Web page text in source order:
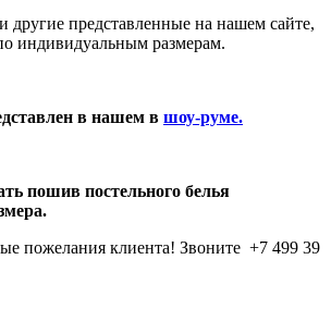
другие представленные на нашем сайте,
индивидуальным размерам.
в нашем в шоу-руме.
пошив постельного белья
пожелания клиента! Звоните +7 499 39